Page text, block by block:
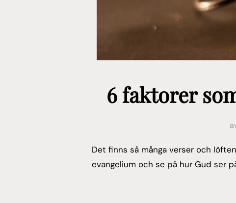
6 faktorer
Det finns så många verser och
evangelium och se på hur Gud ser